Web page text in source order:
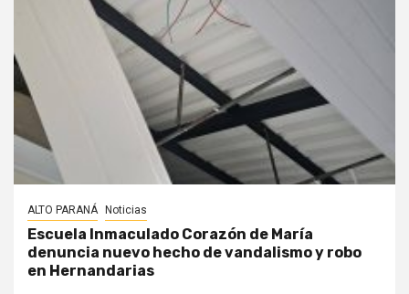
ALTO PARANÁ Noticias
Escuela Inmaculado Corazón de María
denuncia nuevo hecho de vandalismo y robo
en Hernandarias